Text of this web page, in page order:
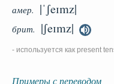
амер. |ˈʃeɪmz|
брит. |ʃeɪmz|
- используется как present
Примеры с переводом